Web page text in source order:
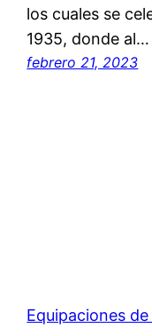
los cuales se
1935, donde al…
febrero 21, 2023
Equipaciones